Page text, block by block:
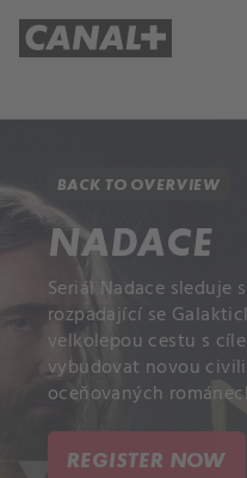
BACK TO OVERVIEW
NADACE
Seriál Nadace sleduje
rozpadající se
velkolepou cestu s
vybudovat novou
oceňovaných
REGISTER NOW